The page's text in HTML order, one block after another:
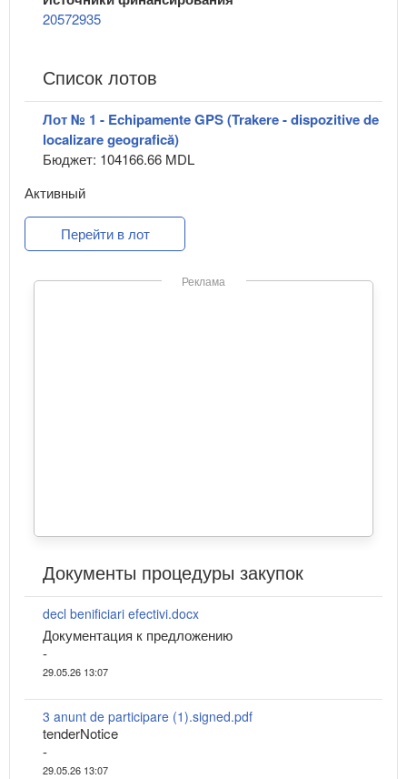
20572935
Список лотов
Лот № 1 - Echipamente GPS (Trakere - dispozitive de
localizare geografică)
Бюджет: 104166.66 MDL
Активный
Перейти в лот
Реклама
Документы процедуры закупок
decl benificiari efectivi.docx
Документация к предложению
-
29.05.26 13:07
3 anunt de participare (1).signed.pdf
tenderNotice
-
29.05.26 13:07